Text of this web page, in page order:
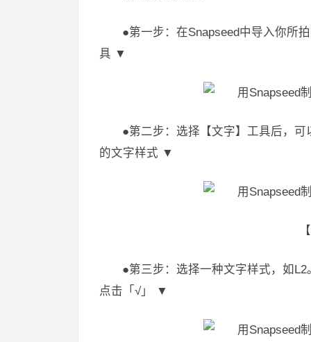
●第一步：在Snapseed中导入你所
具 ▼
●第二步：选择【文字】工具后，
的文字样式 ▼
●第三步：选择一种文字样式，如
点击「√」 ▼